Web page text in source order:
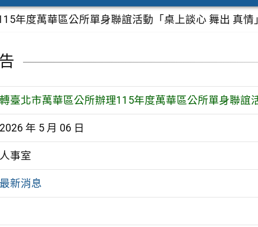
年度萬華區公所單身聯誼活動「桌上談心 舞出 真情
轉臺北市萬華區公所辦理115年度萬華區公所單身聯誼
2026 年 5 月 06 日
人事室
最新消息